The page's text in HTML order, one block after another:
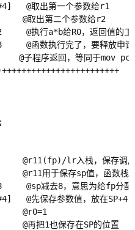
@取出第一个参数给r1
@取出第二个参数给r2
@执行a*b给R0，返回值的工
@函数执行完了，要释放申请
@子程序返回，等同于mov pc
@r11(fp)/lr入栈，保存调
@r11用于保存sp值，函数栈
@sp减去8，意思为给fp分配
@先保存参数值，放在SP+4
@r0=1
@再把1也保存在SP的位置